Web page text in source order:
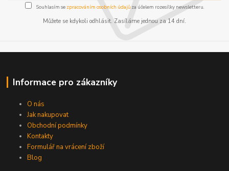
Souhlasím se zpracováním osobních údajůza účelem rozesílky newsletteru.
Můžete se kdykoli odhlásit. Zasíláme jednou za 14 dní.
Informace pro zákazníky
O nás
Jak nakupovat
Obchodní podmínky
Kontakty
Formulář na vrácení zboží
Blog